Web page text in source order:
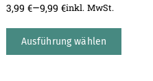
3,99 €–9,99 €inkl. MwSt.
Ausführung wählen